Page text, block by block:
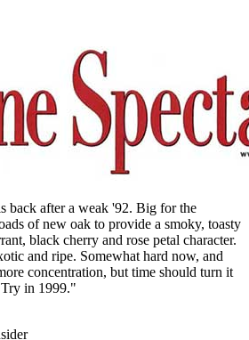
back after a weak '92. Big for the
of new oak to provide a smoky, toasty
black cherry and rose petal character.
and ripe. Somewhat hard now, and
concentration, but time should turn it
in 1999."